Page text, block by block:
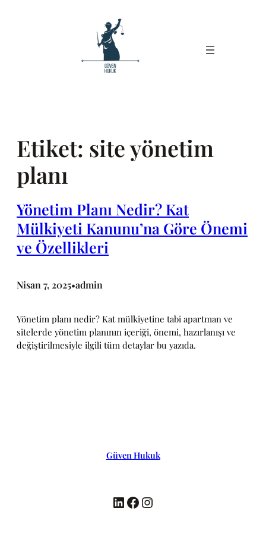
Etiket: site yönetim
planı
Yönetim Planı Nedir? Kat
Mülkiyeti Kanunu’na Göre Önemi
ve Özellikleri
Nisan 7, 2025•admin
Yönetim planı nedir? Kat mülkiyetine tabi apartman ve
sitelerde yönetim planının içeriği, önemi, hazırlanışı ve
değiştirilmesiyle ilgili tüm detaylar bu yazıda.
Güven Hukuk
LinkedIn Facebook Instagram